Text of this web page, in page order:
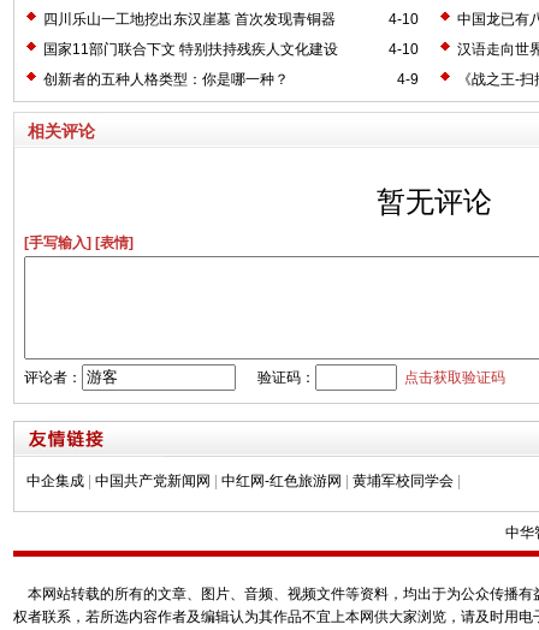
4-10
四川乐山一工地挖出东汉崖墓 首次发现青铜器
中国龙已有
4-10
国家11部门联合下文 特别扶持残疾人文化建设
汉语走向世
4-9
创新者的五种人格类型：你是哪一种？ 《战之王-
相关评论
暂无评论
[手写输入] [表情]
评论者： 验证码： 点击获取验证码
中企集成 中国共产党新闻网 中红网-红色旅游网 黄埔军校同学会
中华
本网站转载的所有的文章、图片、音频、视频文件等资料，均出于为公众传播
权者联系，若所选内容作者及编辑认为其作品不宜上本网供大家浏览，请及时用